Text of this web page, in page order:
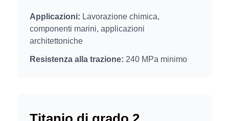
Applicazioni: Lavorazione chimica,
componenti marini, applicazioni
architettoniche
Resistenza alla trazione: 240 MPa minimo